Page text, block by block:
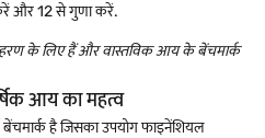
और 12 से गुणा करें.
के लिए हैं और वास्तविक आय के बेंचमार्क
आय का महत्व
है जिसका उपयोग फाइनेंशियल